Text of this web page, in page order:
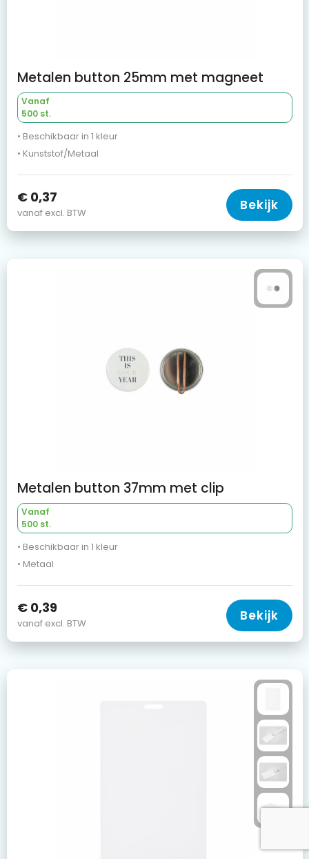
Metalen button 25mm met magneet
Vanaf
500 st.
• Beschikbaar in 1 kleur
• Kunststof/Metaal
€ 0,37
vanaf excl. BTW Bekijk
Metalen button 37mm met clip
Vanaf
500 st.
• Beschikbaar in 1 kleur
• Metaal
€ 0,39
vanaf excl. BTW Bekijk